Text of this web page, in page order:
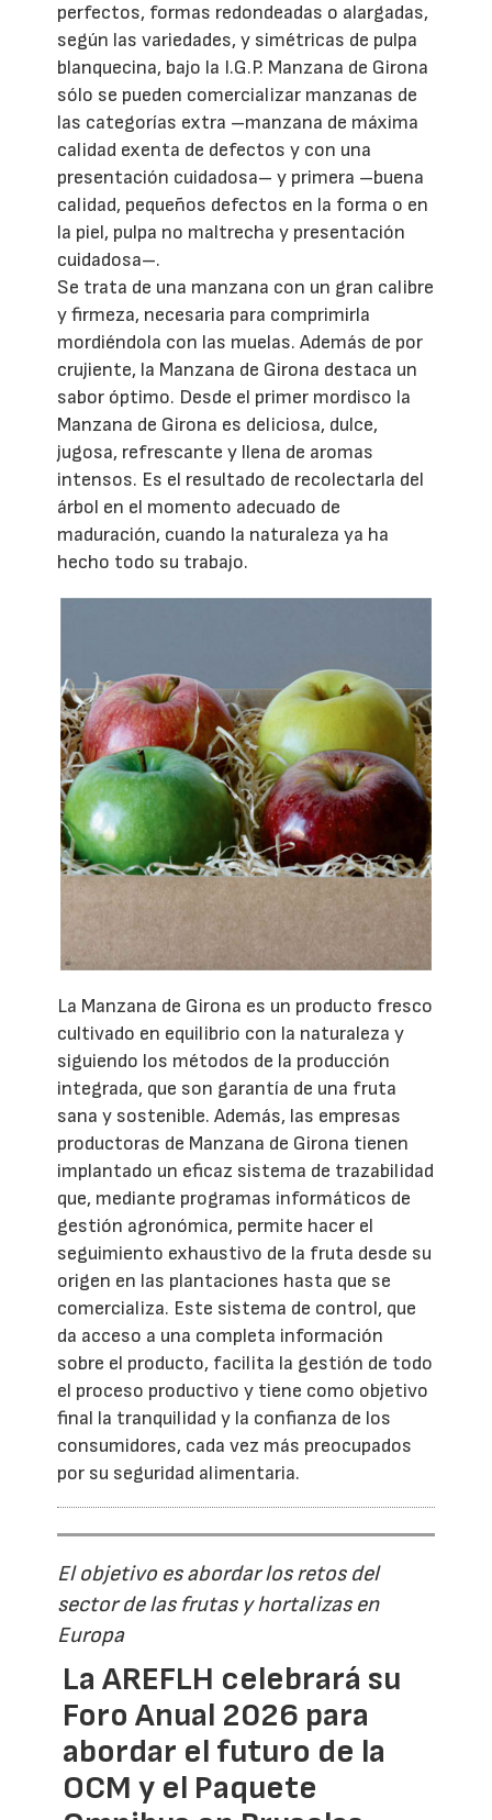
perfectos, formas redondeadas o alargadas,
según las variedades, y simétricas de pulpa
blanquecina, bajo la I.G.P. Manzana de Girona
sólo se pueden comercializar manzanas de
las categorías extra –manzana de máxima
calidad exenta de defectos y con una
presentación cuidadosa– y primera –buena
calidad, pequeños defectos en la forma o en
la piel, pulpa no maltrecha y presentación
cuidadosa–.
Se trata de una manzana con un gran calibre
y firmeza, necesaria para comprimirla
mordiéndola con las muelas. Además de por
crujiente, la Manzana de Girona destaca un
sabor óptimo. Desde el primer mordisco la
Manzana de Girona es deliciosa, dulce,
jugosa, refrescante y llena de aromas
intensos. Es el resultado de recolectarla del
árbol en el momento adecuado de
maduración, cuando la naturaleza ya ha
hecho todo su trabajo.
La Manzana de Girona es un producto fresco
cultivado en equilibrio con la naturaleza y
siguiendo los métodos de la producción
integrada, que son garantía de una fruta
sana y sostenible. Además, las empresas
productoras de Manzana de Girona tienen
implantado un eficaz sistema de trazabilidad
que, mediante programas informáticos de
gestión agronómica, permite hacer el
seguimiento exhaustivo de la fruta desde su
origen en las plantaciones hasta que se
comercializa. Este sistema de control, que
da acceso a una completa información
sobre el producto, facilita la gestión de todo
el proceso productivo y tiene como objetivo
final la tranquilidad y la confianza de los
consumidores, cada vez más preocupados
por su seguridad alimentaria.
El objetivo es abordar los retos del
sector de las frutas y hortalizas en
Europa
La AREFLH celebrará su
Foro Anual 2026 para
abordar el futuro de la
OCM y el Paquete